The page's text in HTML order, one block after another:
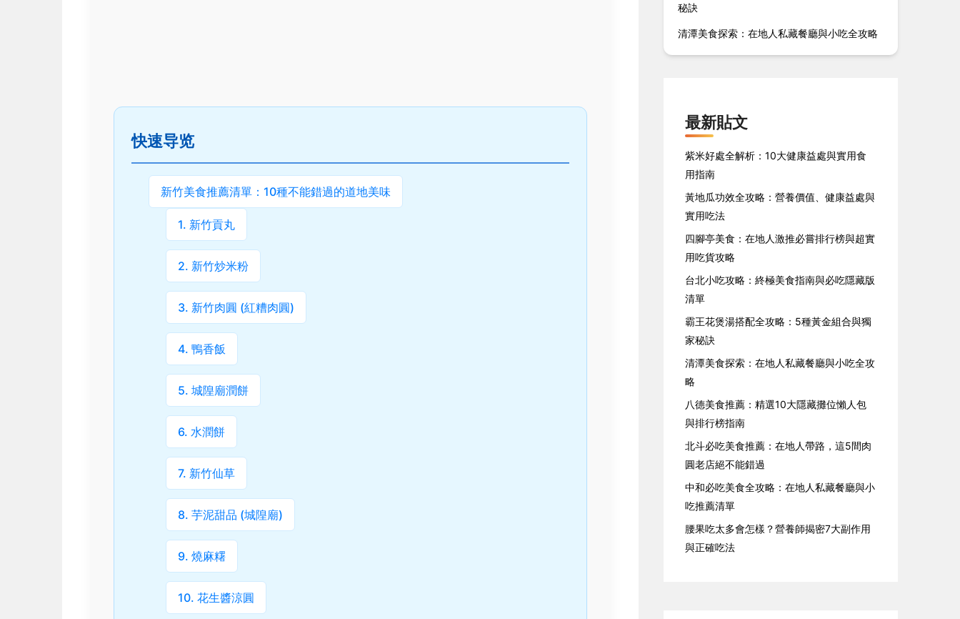
快速导览
新竹美食推薦清單：10種不能錯過的道地美味
1. 新竹貢丸
2. 新竹炒米粉
3. 新竹肉圓 (紅糟肉圓)
4. 鴨香飯
5. 城隍廟潤餅
6. 水潤餅
7. 新竹仙草
8. 芋泥甜品 (城隍廟)
9. 燒麻糬
10. 花生醬涼圓
秘訣
清潭美食探索：在地人私藏餐廳與小吃全攻略
最新貼文
紫米好處全解析：10大健康益處與實用食
用指南
黃地瓜功效全攻略：營養價值、健康益處與
實用吃法
四腳亭美食：在地人激推必嘗排行榜與超實
用吃貨攻略
台北小吃攻略：終極美食指南與必吃隱藏版
清單
霸王花煲湯搭配全攻略：5種黃金組合與獨
家秘訣
清潭美食探索：在地人私藏餐廳與小吃全攻
略
八德美食推薦：精選10大隱藏攤位懶人包
與排行榜指南
北斗必吃美食推薦：在地人帶路，這5間肉
圓老店絕不能錯過
中和必吃美食全攻略：在地人私藏餐廳與小
吃推薦清單
腰果吃太多會怎樣？營養師揭密7大副作用
與正確吃法